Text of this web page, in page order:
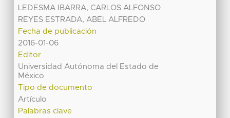
LEDESMA IBARRA, CARLOS ALFONSO
REYES ESTRADA, ABEL ALFREDO
Fecha de publicación
2016-01-06
Editor
Universidad Autónoma del Estado de
México
Tipo de documento
Artículo
Palabras clave